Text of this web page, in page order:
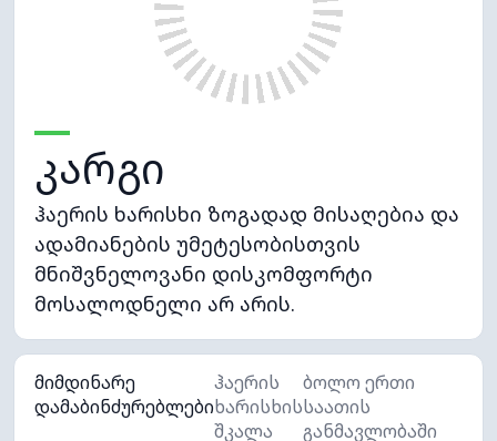
კარგი
ჰაერის ხარისხი ზოგადად მისაღებია და
ადამიანების უმეტესობისთვის
მნიშვნელოვანი დისკომფორტი
მოსალოდნელი არ არის.
მიმდინარე
დამაბინძურებლები
ჰაერის
ხარისხის
შკალა
ბოლო ერთი
საათის
განმავლობაში